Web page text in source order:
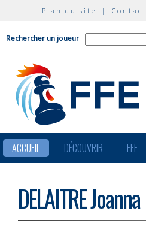
Plan du site | Contact
Rechercher un joueur
ACCUEIL DÉCOUVRIR FFE
DELAITRE Joanna